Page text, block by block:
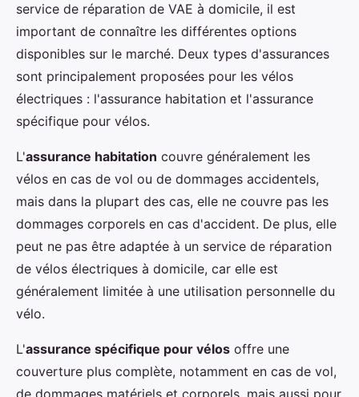
service de réparation de VAE à domicile, il est
important de connaître les différentes options
disponibles sur le marché. Deux types d'assurances
sont principalement proposées pour les vélos
électriques : l'assurance habitation et l'assurance
spécifique pour vélos.
L'assurance habitation couvre généralement les
vélos en cas de vol ou de dommages accidentels,
mais dans la plupart des cas, elle ne couvre pas les
dommages corporels en cas d'accident. De plus, elle
peut ne pas être adaptée à un service de réparation
de vélos électriques à domicile, car elle est
généralement limitée à une utilisation personnelle du
vélo.
L'assurance spécifique pour vélos offre une
couverture plus complète, notamment en cas de vol,
de dommages matériels et corporels, mais aussi pour